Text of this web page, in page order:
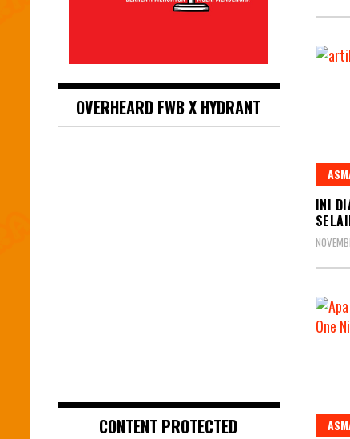
INI
OVERHEARD FWB X HYDRANT
CONTENT PROTECTED